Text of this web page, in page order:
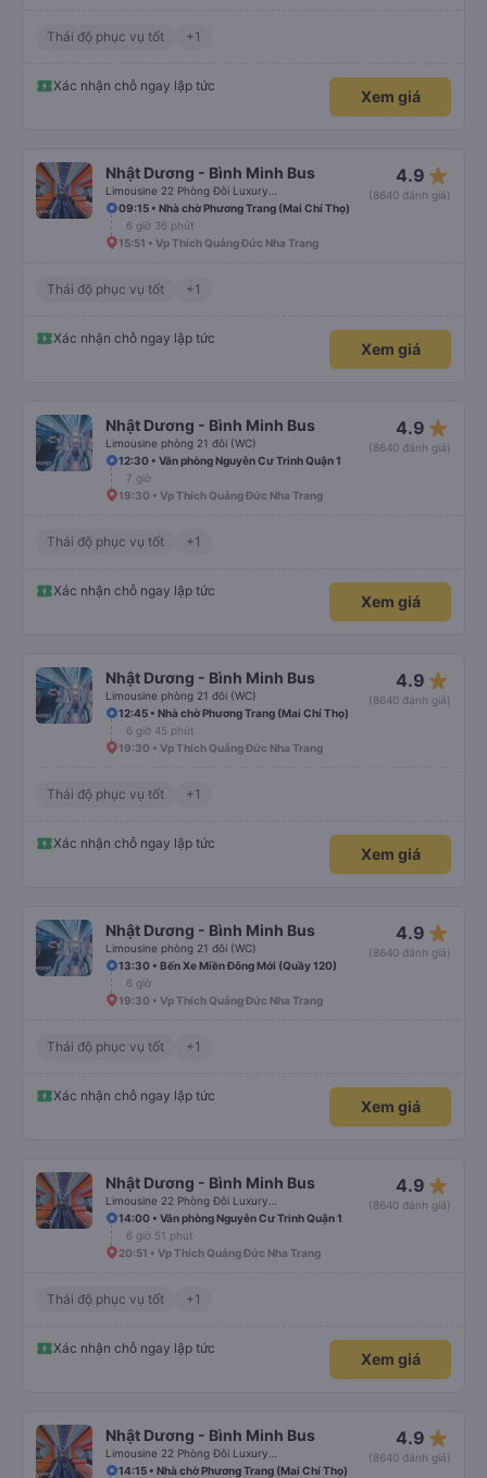
Thái độ phục vụ tốt +1
Xác nhận chỗ ngay lập tức
Xem giá
Nhật Dương - Bình Minh Bus 4.9 star_rate
(8640 đánh giá)
09:15 • Nhà chờ Phương Trang (Mai Chí Thọ)
6 giờ 36 phút
15:51 • Vp Thích Quảng Đức Nha Trang
Thái độ phục vụ tốt +1
Xác nhận chỗ ngay lập tức
Xem giá
Nhật Dương - Bình Minh Bus
Limousine phòng 21 đôi (WC)
4.9 star_rate
(8640 đánh giá)
12:30 • Văn phòng Nguyễn Cư Trinh Quận 1
7 giờ
19:30 • Vp Thích Quảng Đức Nha Trang
Thái độ phục vụ tốt +1
Xác nhận chỗ ngay lập tức
Xem giá
Nhật Dương - Bình Minh Bus
Limousine phòng 21 đôi (WC)
4.9 star_rate
(8640 đánh giá)
12:45 • Nhà chờ Phương Trang (Mai Chí Thọ)
6 giờ 45 phút
19:30 • Vp Thích Quảng Đức Nha Trang
Thái độ phục vụ tốt +1
Xác nhận chỗ ngay lập tức
Xem giá
Nhật Dương - Bình Minh Bus
Limousine phòng 21 đôi (WC)
4.9 star_rate
(8640 đánh giá)
13:30 • Bến Xe Miền Đông Mới (Quầy 120)
6 giờ
19:30 • Vp Thích Quảng Đức Nha Trang
Thái độ phục vụ tốt +1
Xác nhận chỗ ngay lập tức
Xem giá
Nhật Dương - Bình Minh Bus 4.9 star_rate
(8640 đánh giá)
14:00 • Văn phòng Nguyễn Cư Trinh Quận 1
6 giờ 51 phút
20:51 • Vp Thích Quảng Đức Nha Trang
Thái độ phục vụ tốt +1
Xác nhận chỗ ngay lập tức
Xem giá
Nhật Dương - Bình Minh Bus 4.9 star_rate
(8640 đánh giá)
14:15 • Nhà chờ Phương Trang (Mai Chí Thọ)